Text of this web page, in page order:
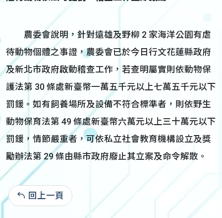
農委會說明，針對遠雄及野柳 2 家海洋公園有虐
待動物個體之事證，農委會已於今日行文花蓮縣政府
及新北市政府啟動稽查工作，若查明屬實則依動物保
護法第 30 條處新臺幣一萬五千元以上七萬五千元以下
罰鍰。如有飼養場所及設備不符合標準者，則依野生
動物保育法第 49 條處新臺幣六萬元以上三十萬元以下
罰鍰，情節嚴重者，可依私立社會教育機構設立及獎
勵辦法第 29 條由縣市政府廢止其立案及命令解散。
回上一頁 104-04-01:2,676